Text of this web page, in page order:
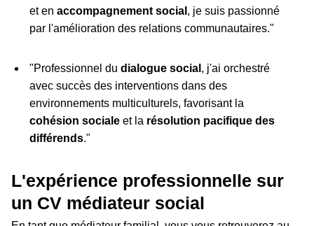
et en accompagnement social , je suis passionné
par l'amélioration des relations communautaires."
"Professionnel du dialogue social , j'ai orchestré
avec succès des interventions dans des
environnements multiculturels, favorisant la
cohésion socialeet la résolution pacifique des
différends."
L'expérience professionnelle sur
un CV médiateur social